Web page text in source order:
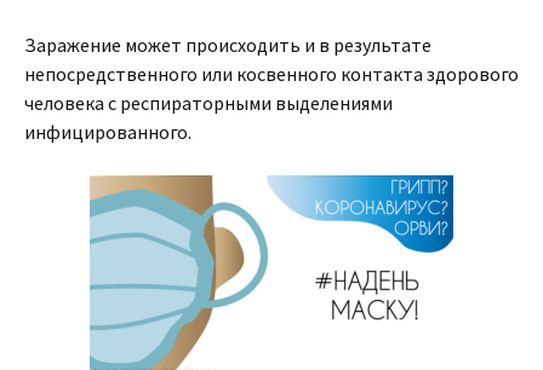
Заражение может происходить и в результате
непосредственного или косвенного контакта здорового
человека с респираторными выделениями
инфицированного.